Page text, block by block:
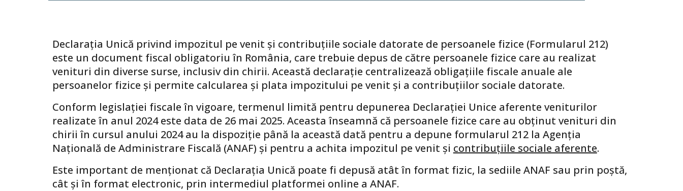
Declarația Unică privind impozitul pe venit și contribuțiile sociale datorate de persoanele fizice (Formularul 212)
este un document fiscal obligatoriu în România, care trebuie depus de către persoanele fizice care au realizat
venituri din diverse surse, inclusiv din chirii. Această declarație centralizează obligațiile fiscale anuale ale
persoanelor fizice și permite calcularea și plata impozitului pe venit și a contribuțiilor sociale datorate.
Conform legislației fiscale în vigoare, termenul limită pentru depunerea Declarației Unice aferente veniturilor
realizate în anul 2024 este data de 26 mai 2025. Aceasta înseamnă că persoanele fizice care au obținut venituri din
chirii în cursul anului 2024 au la dispoziție până la această dată pentru a depune formularul 212 la Agenția
Națională de Administrare Fiscală (ANAF) și pentru a achita impozitul pe venit și contribuțiile sociale aferente.
Este important de menționat că Declarația Unică poate fi depusă atât în format fizic, la sediile ANAF sau prin poștă,
cât și în format electronic, prin intermediul platformei online a ANAF.